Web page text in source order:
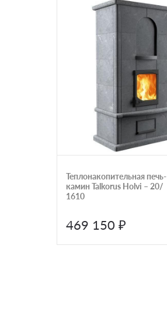
Теплонакопительная печь-
камин Talkorus Holvi – 20/
1610
469 150 ₽